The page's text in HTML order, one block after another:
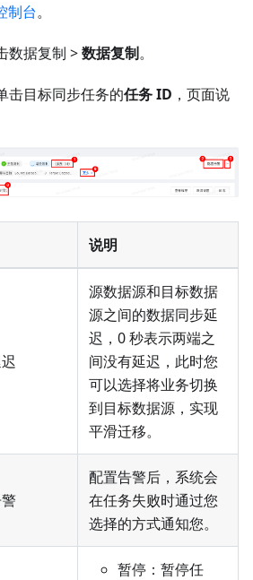
制台。
数据复制 >数据复制。
击目标同步任务的任务 ID ，页面说
说明
源数据源和目标数据
源之间的数据同步延
迟，0 秒表示两端之
间没有延迟，此时您
可以选择将业务切换
到目标数据源，实现
平滑迁移。
配置告警后，系统会
在任务失败时通过您
选择的方式通知您。
暂停：暂停任